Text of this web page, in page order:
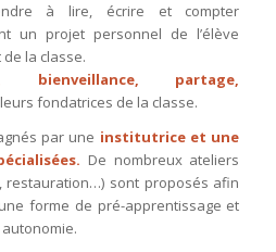
à lire, écrire et compter
un projet personnel de l’élève
la classe.
bienveillance, partage,
fondatrices de la classe.
par une institutrice et une
De nombreux ateliers
restauration…) sont proposés afin
forme de pré-apprentissage et